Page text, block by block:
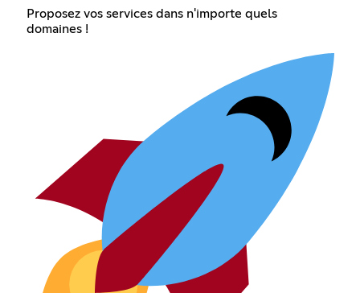
Proposez vos services dans n'importe quels
domaines !